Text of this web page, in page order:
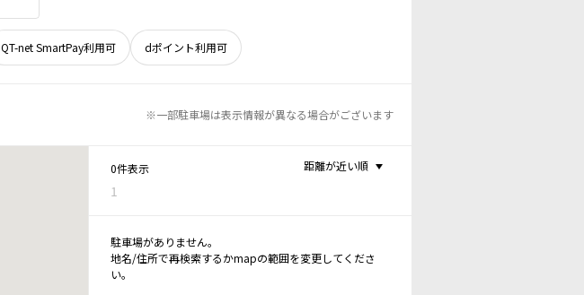
QT-net SmartPay利用可 dポイント利用可
※一部駐車場は表示情報が異なる場合がございます
0件表示
1
距離が近い順
駐車場がありません。
地名/住所で再検索するかmapの範囲を変更してくださ
い。